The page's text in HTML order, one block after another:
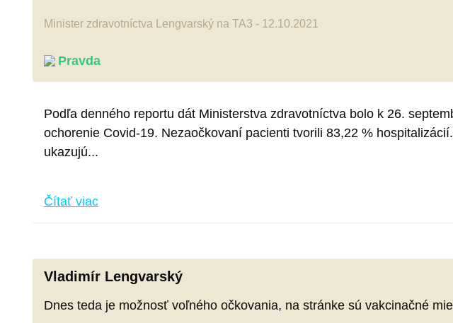
Minister zdravotníctva Lengvarský na TA3 - 12.10.2021
Pravda
Podľa denného reportu dát Ministerstva zdravotníctva bolo k 26.
ochorenie Covid-19. Nezaočkovaní pacienti tvorili 83,22 %
ukazujú...
Čítať viac
Vladimír Lengvarský
Dnes teda je možnosť voľného očkovania, na stránke sú vakcinačné